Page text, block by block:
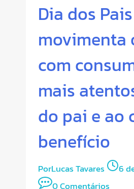
Dia dos Pais
movimenta
com
mais
do pai e ao
benefício
PorLucas Tavares
6
0 Comentários